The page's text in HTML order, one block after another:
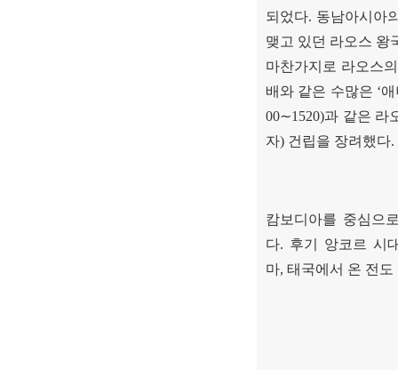
되었다. 동남아시아
맺고 있던 라오스 왕
마찬가지로 라오스
배와 같은 수많은 ‘
00∼1520)과 같은 라
자) 건립을 장려했다.
캄보디아를 중심으
다. 후기 앙코르 시
마, 태국에서 온 전